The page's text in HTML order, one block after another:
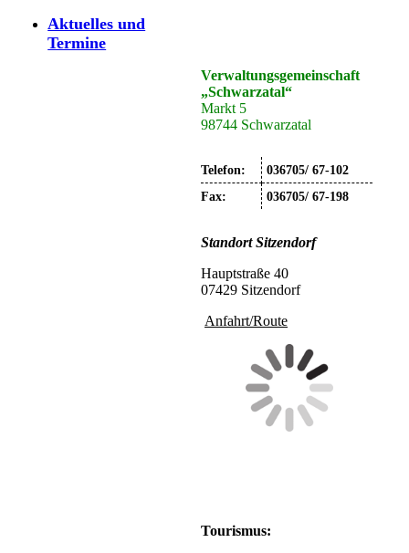
Aktuelles und
Termine
Verwaltungsgemeinschaft
„Schwarzatal“
Markt 5
98744 Schwarzatal
Telefon:
036705/ 67-102
Fax:
036705/ 67-198
StandortSitzendorf
Hauptstraße 40
07429 Sitzendorf
Anfahrt/Route
Tourismus: